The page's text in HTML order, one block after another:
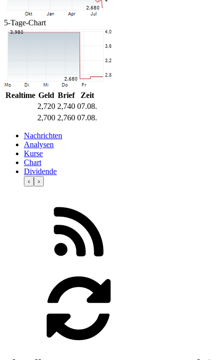
5-Tage-Chart
Realtime Geld Brief
Zeit
2,720 2,740 07.08.
2,700 2,760 07.08.
Nachrichten
Analysen
Kurse
Chart
Dividende
‹ ›